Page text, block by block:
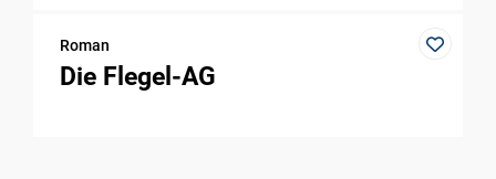
Roman
Die Flegel-AG